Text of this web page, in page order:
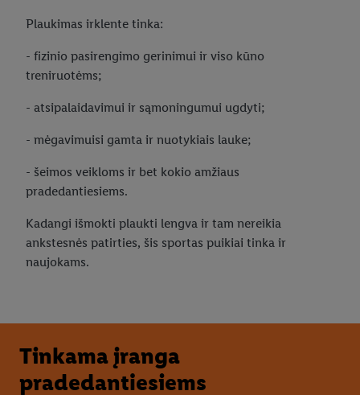
Plaukimas irklente tinka:
- fizinio pasirengimo gerinimui ir viso kūno
treniruotėms;
- atsipalaidavimui ir sąmoningumui ugdyti;
- mėgavimuisi gamta ir nuotykiais lauke;
- šeimos veikloms ir bet kokio amžiaus
pradedantiesiems.
Kadangi išmokti plaukti lengva ir tam nereikia
ankstesnės patirties, šis sportas puikiai tinka ir
naujokams.
Tinkama įranga
pradedantiesiems